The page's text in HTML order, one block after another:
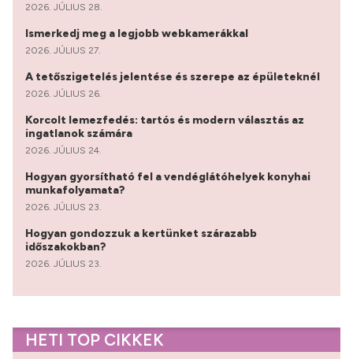
2026. JÚLIUS 28.
Ismerkedj meg a legjobb webkamerákkal
2026. JÚLIUS 27.
A tetőszigetelés jelentése és szerepe az épületeknél
2026. JÚLIUS 26.
Korcolt lemezfedés: tartós és modern választás az
ingatlanok számára
2026. JÚLIUS 24.
Hogyan gyorsítható fel a vendéglátóhelyek konyhai
munkafolyamata?
2026. JÚLIUS 23.
Hogyan gondozzuk a kertünket szárazabb
időszakokban?
2026. JÚLIUS 23.
HETI TOP CIKKEK